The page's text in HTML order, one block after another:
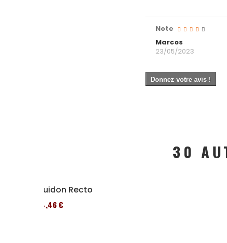
Note
Marcos
23/05/2023
Donnez votre avis !
30
Guidon Recto
64,46 €